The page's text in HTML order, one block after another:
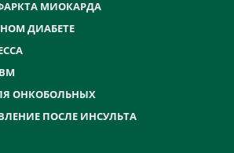
МИОКАРДА
ДИАБЕТЕ
ОНКОБОЛЬНЫХ
ПОСЛЕ ИНСУЛЬТА